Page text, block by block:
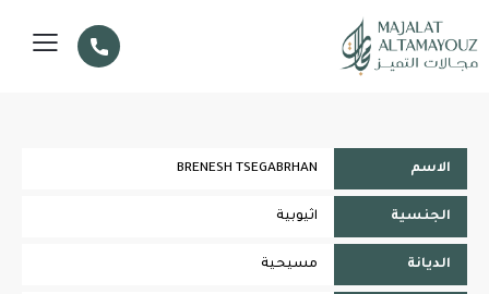
الاسم BRENESH TSEGABRHAN
الجنسية اثيوبية
الديانة مسيحية